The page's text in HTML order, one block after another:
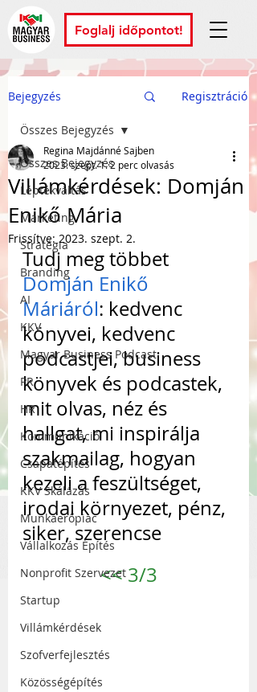
Foglalj időpontot!
Bejegyzés Regisztráció
Összes Bejegyzés
Léptékváltás
Marketing
Stratégia
Branding
AI
KKV
Magyar Business Podcast
PR
HR
Kommunikáció
Csapatépítés
KKV Skálázás
Munkaerőpiac
Vállalkozás Építés
Nonprofit Szervezet
Startup
Villámkérdések
Szofverfejlesztés
Közösségépítés
Összes Bejegyzés
Villámkérdések: Domján
Enikő Mária
Regina Majdánné Sajben
2023. szept. 1.2 perc olvasás
Frissítve: 2023. szept. 2.
Tudj meg többet
Domján Enikő
Máriáról: kedvenc
könyvei, kedvenc
podcastjei, business
könyvek és podcastek,
mit olvas, néz és
hallgat, mi inspirálja
szakmailag, hogyan
kezeli a feszültséget,
irodai környezet, pénz,
siker, szerencse
<< 3/3